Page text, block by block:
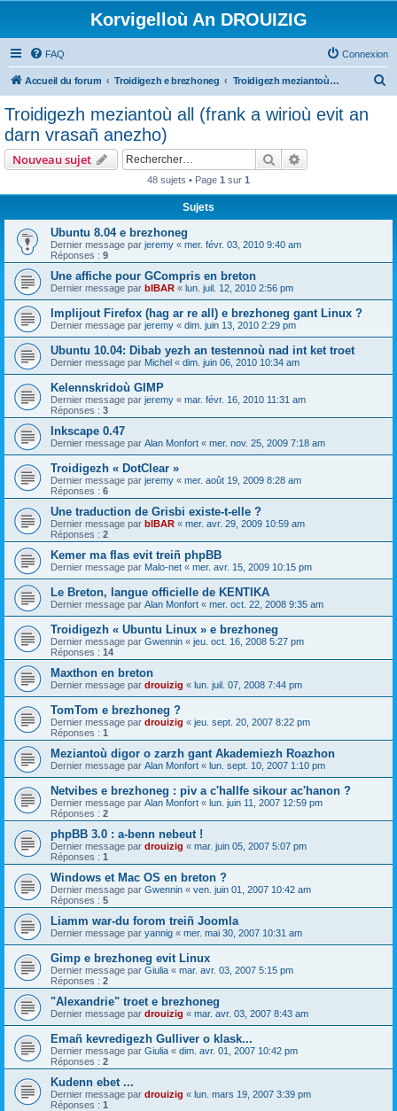
Korvigelloù An DROUIZIG
FAQ Connexion
Accueil du forum Troidigezh e brezhoneg Troidigezh meziantoù all (frank a wirioù evit an darn vrasañ anezho)
Troidigezh meziantoù all (frank a wirioù evit an
darn vrasañ anezho)
Nouveau sujet Rechercher
48 sujets • Page 1 sur 1
Sujets
Ubuntu 8.04 e brezhoneg
Dernier message par jeremy « mer. févr. 03, 2010 9:40 am
Réponses : 9
Une affiche pour GCompris en breton
Dernier message par bIBAR « lun. juil. 12, 2010 2:56 pm
Implijout Firefox (hag ar re all) e brezhoneg gant Linux ?
Dernier message par jeremy « dim. juin 13, 2010 2:29 pm
Ubuntu 10.04: Dibab yezh an testennoù nad int ket troet
Dernier message par Michel « dim. juin 06, 2010 10:34 am
Kelennskridoù GIMP
Dernier message par jeremy « mar. févr. 16, 2010 11:31 am
Réponses : 3
Inkscape 0.47
Dernier message par Alan Monfort « mer. nov. 25, 2009 7:18 am
Troidigezh « DotClear »
Dernier message par jeremy « mer. août 19, 2009 8:28 am
Réponses : 6
Une traduction de Grisbi existe-t-elle ?
Dernier message par bIBAR « mer. avr. 29, 2009 10:59 am
Réponses : 2
Kemer ma flas evit treiñ phpBB
Dernier message par Malo-net « mer. avr. 15, 2009 10:15 pm
Le Breton, langue officielle de KENTIKA
Dernier message par Alan Monfort « mer. oct. 22, 2008 9:35 am
Troidigezh « Ubuntu Linux » e brezhoneg
Dernier message par Gwennin « jeu. oct. 16, 2008 5:27 pm
Réponses : 14
Maxthon en breton
Dernier message par drouizig « lun. juil. 07, 2008 7:44 pm
TomTom e brezhoneg ?
Dernier message par drouizig « jeu. sept. 20, 2007 8:22 pm
Réponses : 1
Meziantoù digor o zarzh gant Akademiezh Roazhon
Dernier message par Alan Monfort « lun. sept. 10, 2007 1:10 pm
Netvibes e brezhoneg : piv a c'hallfe sikour ac'hanon ?
Dernier message par Alan Monfort « lun. juin 11, 2007 12:59 pm
Réponses : 2
phpBB 3.0 : a-benn nebeut !
Dernier message par drouizig « mar. juin 05, 2007 5:07 pm
Réponses : 1
Windows et Mac OS en breton ?
Dernier message par Gwennin « ven. juin 01, 2007 10:42 am
Réponses : 5
Liamm war-du forom treiñ Joomla
Dernier message par yannig « mer. mai 30, 2007 10:31 am
Gimp e brezhoneg evit Linux
Dernier message par Giulia « mar. avr. 03, 2007 5:15 pm
Réponses : 2
"Alexandrie" troet e brezhoneg
Dernier message par drouizig « mar. avr. 03, 2007 8:43 am
Emañ kevredigezh Gulliver o klask...
Dernier message par Giulia « dim. avr. 01, 2007 10:42 pm
Réponses : 2
Kudenn ebet ...
Dernier message par drouizig « lun. mars 19, 2007 3:39 pm
Réponses : 1